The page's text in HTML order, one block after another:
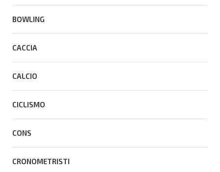
BOWLING
CACCIA
CALCIO
CICLISMO
CONS
CRONOMETRISTI